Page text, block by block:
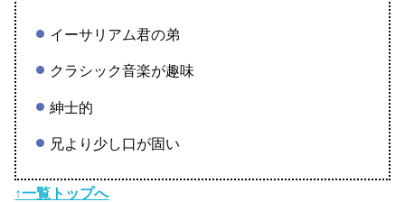
イーサリアム君の弟
クラシック音楽が趣味
紳士的
兄より少し口が固い
↑一覧トップへ